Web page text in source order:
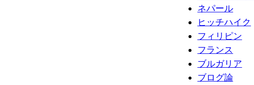
ネパール
ヒッチハイク
フィリピン
フランス
ブルガリア
ブログ論